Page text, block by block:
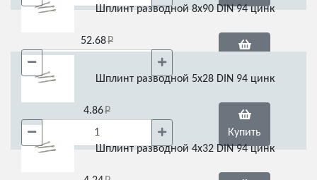
Шплинт разводной 8х90 DIN 94 цинк
52.68
Шплинт разводной 5х28 DIN 94 цинк
4.86
Купить
Шплинт разводной 4х32 DIN 94 цинк